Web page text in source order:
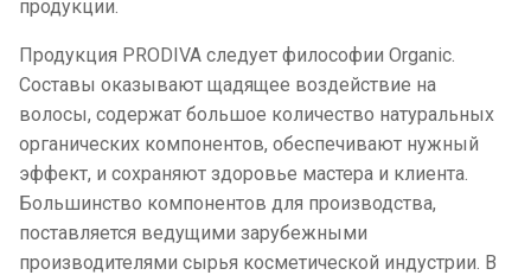
продукции.
Продукция PRODIVA следует философии Organic.
Составы оказывают щадящее воздействие на
волосы, содержат большое количество натуральных
органических компонентов, обеспечивают нужный
эффект, и сохраняют здоровье мастера и клиента.
Большинство компонентов для производства,
поставляется ведущими зарубежными
производителями сырья косметической индустрии. В